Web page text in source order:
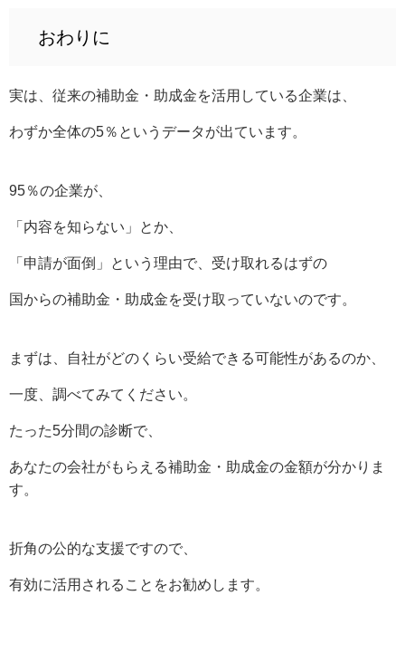
おわりに
実は、従来の補助金・助成金を活用している企業は、
わずか全体の5％というデータが出ています。
95％の企業が、
「内容を知らない」とか、
「申請が面倒」という理由で、受け取れるはずの
国からの補助金・助成金を受け取っていないのです。
まずは、自社がどのくらい受給できる可能性があるのか、
一度、調べてみてください。
たった5分間の診断で、
あなたの会社がもらえる補助金・助成金の金額が分かりま
す。
折角の公的な支援ですので、
有効に活用されることをお勧めします。